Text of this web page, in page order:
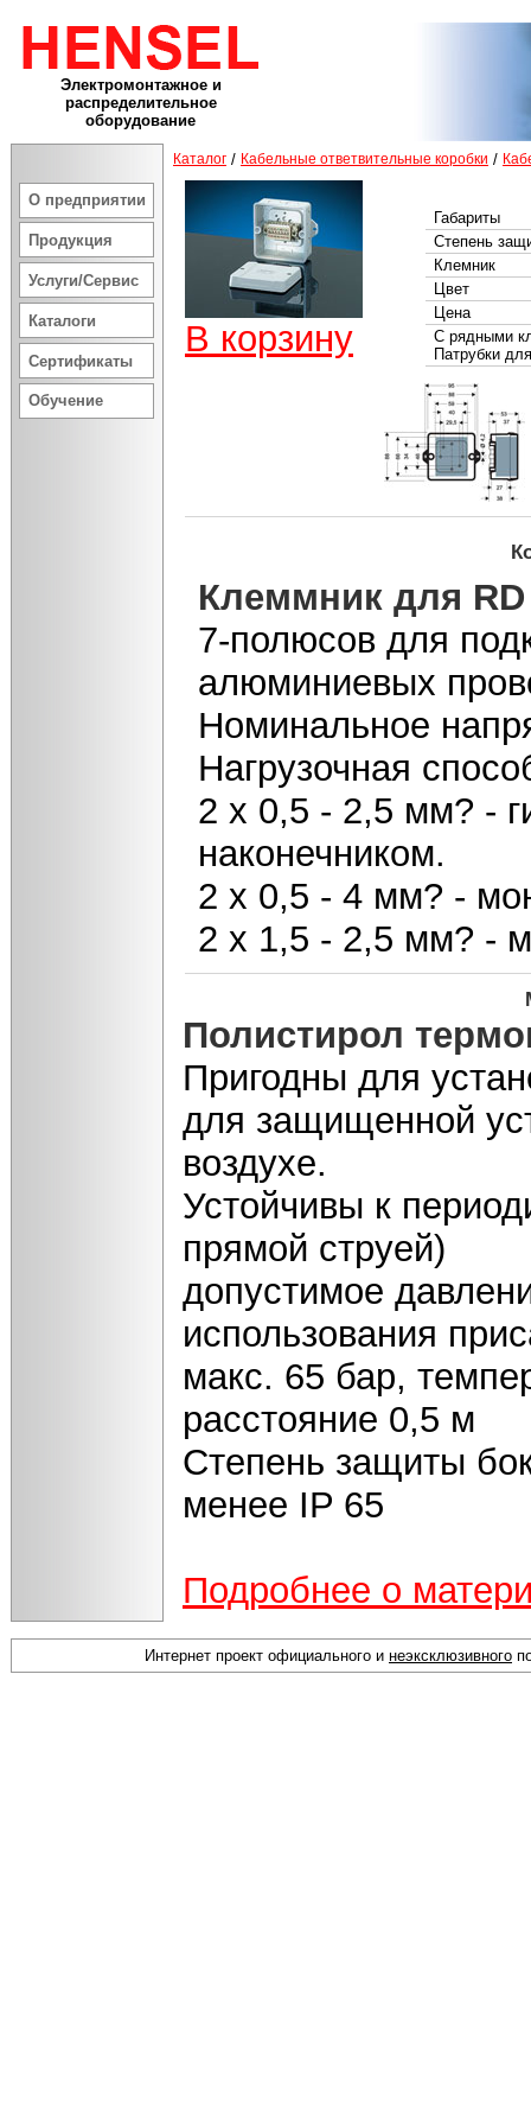
Электромонтажное и
распределительное
оборудование
О предприятии
Продукция
Услуги/Сервис
Каталоги
Сертификаты
Обучение
Каталог / Кабельные ответвительные коробки /
В корзину
Габариты
Степень
Клемник
Цвет
Цена
С рядными
Патрубки
Клеммник для RD
7-полюсов для
алюминиевых
Номинальное
Нагрузочная
2 х 0,5 - 2,5 мм? -
наконечником.
2 х 0,5 - 4 мм? -
2 х 1,5 - 2,5 мм? -
Полистирол
Пригодны для
для защищенной
воздухе.
Устойчивы к
прямой струей)
допустимое
использования
макс. 65 бар,
расстояние 0,5 м
Степень защиты
менее IP 65
Подробнее о
Интернет проект официального и неэксклюзивного